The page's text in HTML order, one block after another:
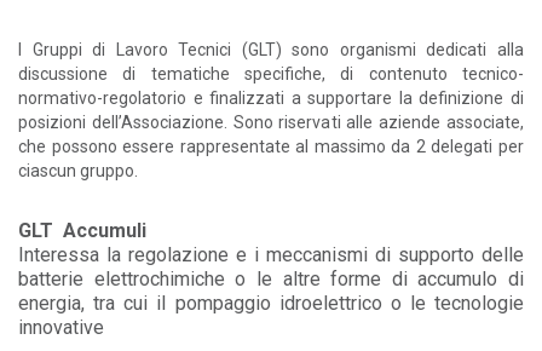
I Gruppi di Lavoro Tecnici (GLT) sono organismi dedicati alla
discussione di tematiche specifiche, di contenuto tecnico-
normativo-regolatorio e finalizzati a supportare la definizione di
posizioni dell’Associazione. Sono riservati alle aziende associate,
che possono essere rappresentate al massimo da 2 delegati per
ciascun gruppo.
GLT Accumuli
Interessa la regolazione e i meccanismi di supporto delle
batterie elettrochimiche o le altre forme di accumulo di
energia, tra cui il pompaggio idroelettrico o le tecnologie
innovative